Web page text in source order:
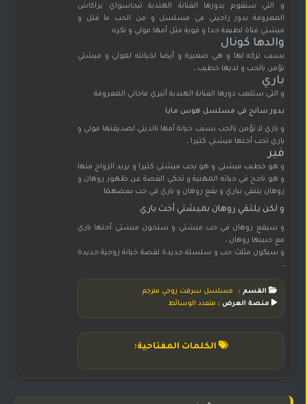
و التي ستقوم بدورها الفنانة الهندية تيجاسواي براكاش
المعروفة بدور راجيني في مسلسل و من الحب ما قتل و
ميشتي فتاة لطيفة جدا و قوية مثل أمها مولي و تكره
والدها كونال
بسبب تركه لها و هي صغيرة و أيضا لخيانته لمولي و ميشتي
تؤمن بالحب و لديها خطيب ،
باري
و التي ستلعب دورها الفنانة الهندية أنيري فاجاني المعروفة
بدور سانج في مسلسل هوس مايا
و باري لا تؤمن بالحب بسبب خيانة أمها نانديني لصديقتها مولي و
باري تحب أختها ميشتي كثيرا ،
فير
و هو خطيب ميشتي و هو يحب ميشتي كثيرا و يريد الزواج منها
و هو ناجح في حياته المهنية و تحكي القصة عن ظهور روهان و
روهان يلتقي بباري و يقع روهان و باري في حب بعضهما.
و لكن يلتقي روهان بميشتي أخت باري
و سيقع روهان في حب ميشتي و ستخون ميشتي أختها باري
مع حبيبها روهان ،
و سيكون مثلث حب و سلسلة جديدة لقصة خيانة زوجية جديدة
،
القسم :
مسلسل سرقت زوجي مترجم
منصة العرض : متعدد الوسائط
الكلمات المفتاحية: